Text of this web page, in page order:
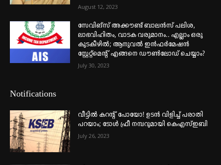
August 12, 2023
സേവിങ്സ് അക്കൗണ്ട് ബാലൻസ് പലിശ,
ലാഭവിഹിതം, വാടക വരുമാനം.. എല്ലാം ഒരു
കുടകീഴിൽ; ആനുവൽ ഇൻഫർമേഷൻ
സ്റ്റേറ്റ്മെന്റ് എങ്ങനെ ഡൗൺലോഡ് ചെയ്യാം?
July 30, 2023
Notifications
വീട്ടില്‍ കറന്റ് പോയോ! ഉടന്‍ വിളിച്ച് പരാതി
പറയാം; ടോള്‍ ഫ്രീ നമ്പറുമായി കെഎസ്ഇബി
July 26, 2023